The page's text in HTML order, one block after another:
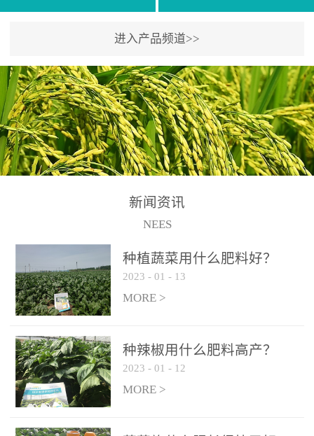
天，用同样方法再喷施一
次。移栽前使用，储存在
苗株体内，移栽后，逐步
释放并快速补充营养。3、
作为补氮肥使用：30-100
倍喷施，在开花前期、幼
果期及采摘后各施一次，
间隔2-3周喷施一次。4、
作为叶面肥喷施使用：稀
周喷施一次。5、冲施及滴
灌：亩用量2-3公斤，冲施
进水75%后再进肥效果更
佳。
混均后沟施、穴施、撒施
均可。3、沟施穴施:幼树
环状沟施，每棵用150-
200g，成年树放射状沟
施，每棵用0.5kg-1kg，可
拌肥施，也可拌土施。4、
拌苗床土：每平方米苗床
土用本品1kg-2kg与苗床土
混匀后播种。5、园林盆
土用本品30g-50g追肥或作
底肥。
【通用名称】有机水溶肥
料【产品剂型】水剂【产
品规格】5kg、20kg【技术
指标】有机质≥200g/L、
N+K2O70g/L、PH:6.5-
8.5、水不溶物≤50g/L【执
行标准】NY/T3831-
(2019)准字15306号【使用
灌及无土栽培和营养液的
配方施肥。1、苗期冲施、
滴灌:3-5kg/亩/次(45-75kg/
公顷/次)。2、花前花后或
生长前期︰冲施、滴灌2.5-
5kg/亩/次配合大量元素水
溶肥一起使用，花芽、花
苞饱满，座果率高。3、幼
【通用名称】有机水溶肥
料【产品剂型】水剂【产
品规格】5kg、20kg【技术
指标】有机质≥200g/L、
N+K2O70g/L、PH:6.5-
8.5、水不溶物≤50g/L【执
行标准】NY/T3831-
(2019)准字15306号【使用
方法】适合于基施、追
灌及无土栽培和营养液的
配方施肥。1、苗期冲施、
5kg/亩/次配合大量元素水
进入产品频道>>
新闻资讯
NEES
种植蔬菜用什么肥料好？
2023 - 01 - 13
MORE >
种辣椒用什么肥料高产？
2023 - 01 - 12
MORE >